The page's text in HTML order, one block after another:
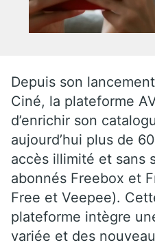
Depuis son
Ciné, la plateforme
d’enrichir son
aujourd’hui plus de
accès illimité et sans
abonnés Freebox et
Free et Veepee).
plateforme intègre
variée et des